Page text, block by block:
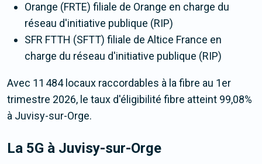
Orange (FRTE) filiale de Orange en charge du
réseau d'initiative publique (RIP)
SFR FTTH (SFTT) filiale de Altice France en
charge du réseau d'initiative publique (RIP)
Avec 11 484 locaux raccordables à la fibre au 1er
trimestre 2026, le taux d'éligibilité fibre atteint 99,08%
à Juvisy-sur-Orge.
La 5G à Juvisy-sur-Orge